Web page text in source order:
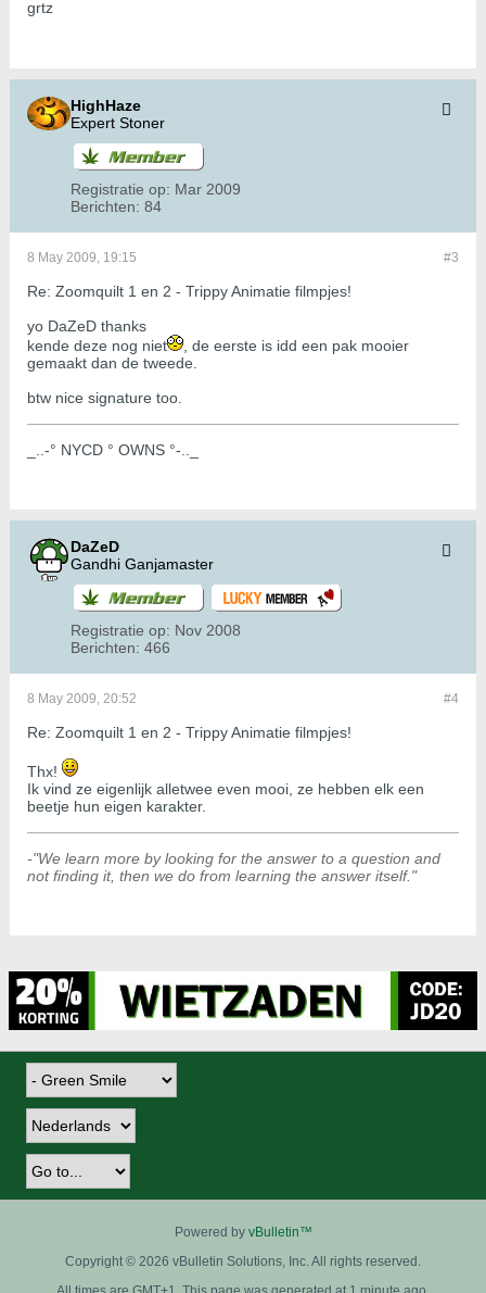
grtz
HighHaze
Expert Stoner
Registratie op: Mar 2009
Berichten: 84
#3
8 May 2009, 19:15
Re: Zoomquilt 1 en 2 - Trippy Animatie filmpjes!
yo DaZeD thanks
kende deze nog niet
, de eerste is idd een pak mooier
gemaakt dan de tweede.
btw nice signature too.
_..-° NYCD ° OWNS °-.._
DaZeD
Gandhi Ganjamaster
Registratie op: Nov 2008
Berichten: 466
#4
8 May 2009, 20:52
Re: Zoomquilt 1 en 2 - Trippy Animatie filmpjes!
Thx!
Ik vind ze eigenlijk alletwee even mooi, ze hebben elk een
beetje hun eigen karakter.
-"We learn more by looking for the answer to a question and
not finding it, then we do from learning the answer itself."
Powered by vBulletin™
Copyright © 2026 vBulletin Solutions, Inc. All rights reserved.